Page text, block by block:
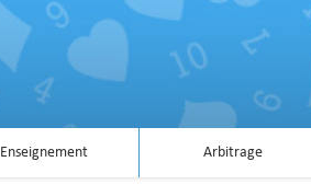
Enseignement Arbitrage